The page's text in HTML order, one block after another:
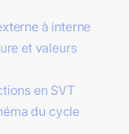
à interne
et valeurs
en SVT
du cycle